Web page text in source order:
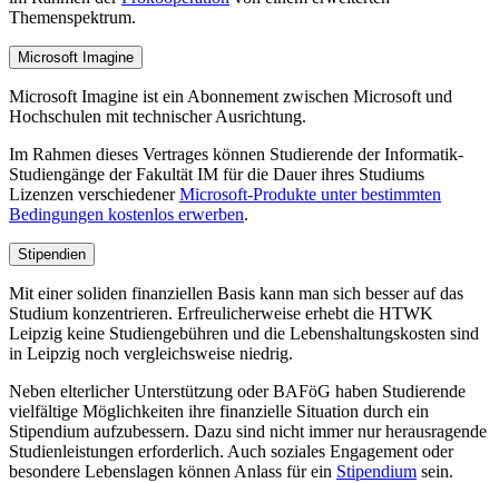
Themenspektrum.
Microsoft Imagine
Microsoft Imagine ist ein Abonnement zwischen Microsoft und
Hochschulen mit technischer Ausrichtung.
Im Rahmen dieses Vertrages können Studierende der Informatik-
Studiengänge der Fakultät IM für die Dauer ihres Studiums
Lizenzen verschiedenerMicrosoft-Produkte unter bestimmten
Bedingungen kostenlos erwerben.
Stipendien
Mit einer soliden finanziellen Basis kann man sich besser auf das
Studium konzentrieren. Erfreulicherweise erhebt die HTWK
Leipzig keine Studiengebühren und die Lebenshaltungskosten sind
in Leipzig noch vergleichsweise niedrig.
Neben elterlicher Unterstützung oder BAFöG haben Studierende
vielfältige Möglichkeiten ihre finanzielle Situation durch ein
Stipendium aufzubessern. Dazu sind nicht immer nur herausragende
Studienleistungen erforderlich. Auch soziales Engagement oder
besondere Lebenslagen können Anlass für ein Stipendium sein.